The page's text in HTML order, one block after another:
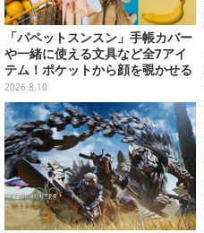
「パペットスンスン」手帳カバー
や一緒に使える文具など全7アイ
テム！ポケットから顔を覗かせる
スンスンほか遊び心満載のデザイ
ン
2026.8.10